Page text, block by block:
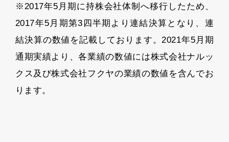
※2017年5月期に持株会社体制へ移行したため、
2017年5月期第3四半期より連結決算となり、連
結決算の数値を記載しております。2021年5月期
通期実績より、各業績の数値には株式会社ナルッ
クス及び株式会社フクヤの業績の数値を含んでお
ります。